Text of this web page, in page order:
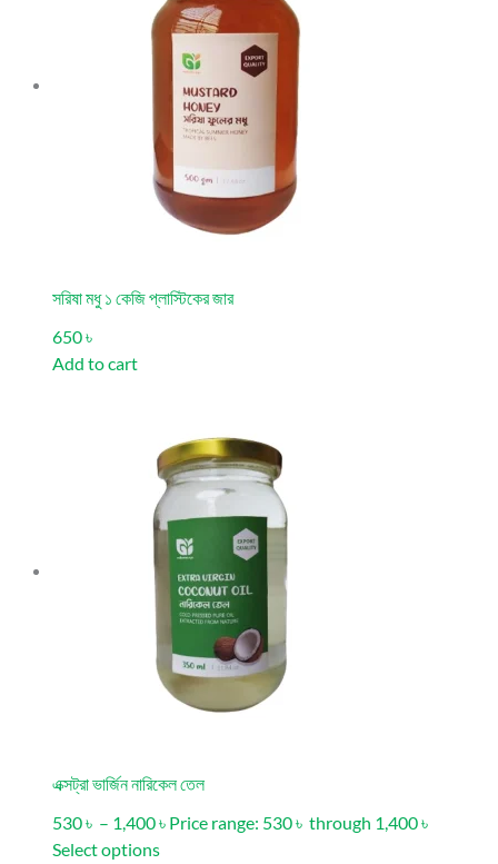
সরিষা মধু ১ কেজি প্লাস্টিকের জার
650 ৳
Add to cart
এক্সট্রা ভার্জিন নারিকেল তেল
530 ৳ – 1,400 ৳ Price range: 530 ৳ through 1,400 ৳
Select options